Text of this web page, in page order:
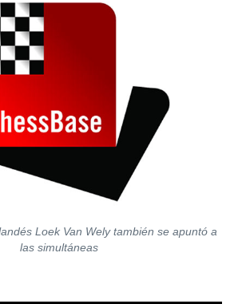
Loek Van Wely también se apuntó a
las simultáneas